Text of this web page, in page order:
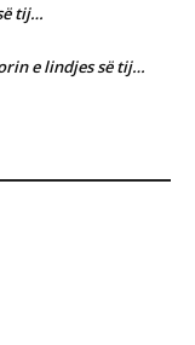
tij…
e lindjes së tij…